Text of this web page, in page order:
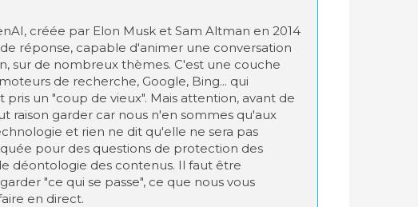
créée par Elon Musk et Sam Altman en 2014
réponse, capable d'animer une conversation
sur de nombreux thèmes. C'est une couche
de recherche, Google, Bing... qui
un "coup de vieux". Mais attention, avant de
raison garder car nous n'en sommes qu'aux
et rien ne dit qu'elle ne sera pas
pour des questions de protection des
déontologie des contenus. Il faut être
"ce qui se passe", ce que nous vous
en direct.